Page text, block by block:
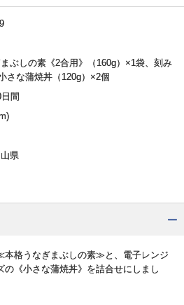
ぶしの素《2合用》（160g）×1袋、刻み
な蒲焼丼（120g）×2個
間
県
格うなぎまぶしの素≫と、電子レンジ
《小さな蒲焼丼》を詰合せにしまし